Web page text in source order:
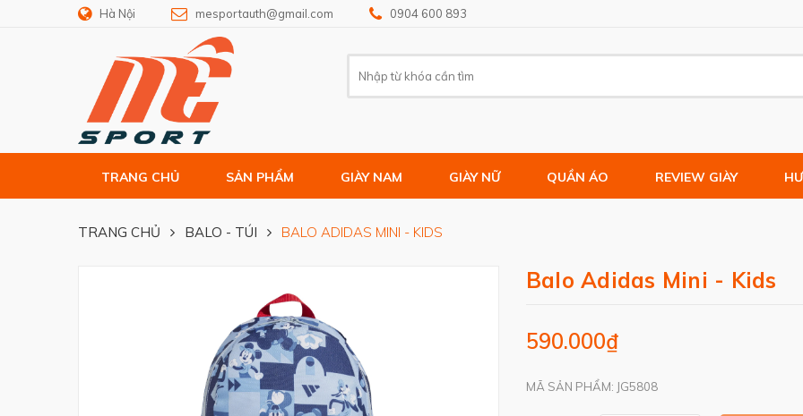
Hà Nội mesportauth@gmail.com 0904 600 893
TRANG CHỦ SẢN PHẨM GIÀY NAM GIÀY NỮ QUẦN ÁO REVIEW GIÀY
TRANG CHỦ BALO - TÚI BALO ADIDAS MINI - KIDS
Balo Adidas Mini - Kids
590.000₫
MÃ SẢN PHẨM: JG5808